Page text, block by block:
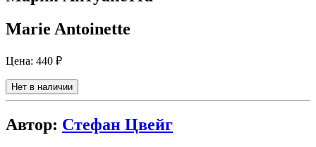
Marie Antoinette
Цена: 440 ₽
Нет в наличии
Автор: Стефан Цвейг